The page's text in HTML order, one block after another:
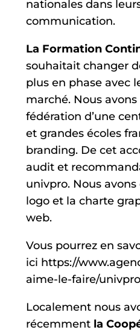
nationales dans
communication.
La Formation
souhaitait changer
plus en phase avec
marché. Nous
fédération d’une
et grandes écoles
branding. De cet
audit et
univpro. Nous
logo et la charte
web.
Vous pourrez en
ici https://
aime-le-faire/
Localement nous
récemment la